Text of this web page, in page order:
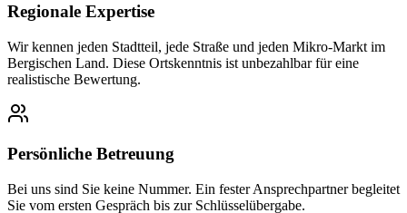
Regionale Expertise
Wir kennen jeden Stadtteil, jede Straße und jeden Mikro-Markt im
Bergischen Land. Diese Ortskenntnis ist unbezahlbar für eine
realistische Bewertung.
Persönliche Betreuung
Bei uns sind Sie keine Nummer. Ein fester Ansprechpartner begleitet
Sie vom ersten Gespräch bis zur Schlüsselübergabe.